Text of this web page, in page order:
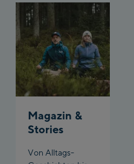
Magazin &
Stories
Von Alltags-